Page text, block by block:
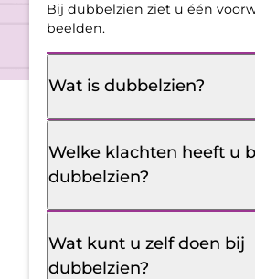
Bij dubbelzien ziet u één
beelden.
Wat is dubbelzien?
Welke klachten heeft u
dubbelzien?
Wat kunt u zelf doen bij
dubbelzien?